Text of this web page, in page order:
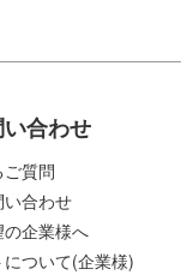
合わせ
質問
合わせ
企業様へ
について(企業様)